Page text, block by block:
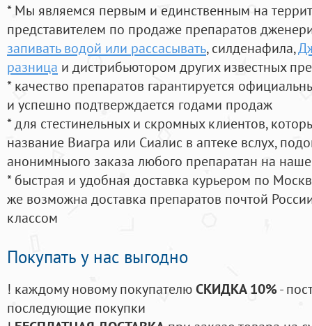
* Мы являемся первым и единственным на
представителем по продаже препаратов
запивать водой или рассасывать, силденафила,
разница и дистрибьютором других известных
* качество препаратов гарантируется
и успешно подтверждается годами продаж
* для стестинельных и скромных клиентов,
название Виагра или Сиалис в аптеке вслух,
анонимныого заказа любого препаратан на
* быстрая и удобная доставка курьером по
же возможна доставка препаратов почтой
классом
Покупать у нас выгодно
! каждому новому покупателюСКИДКА 10%-
последующие покупки